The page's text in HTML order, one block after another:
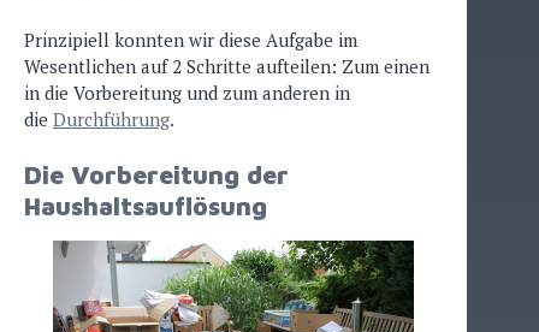
Prinzipiell konnten wir diese Aufgabe im
Wesentlichen auf 2 Schritte aufteilen: Zum einen
in die Vorbereitung und zum anderen in
die Durchführung.
Die Vorbereitung der
Haushaltsauflösung